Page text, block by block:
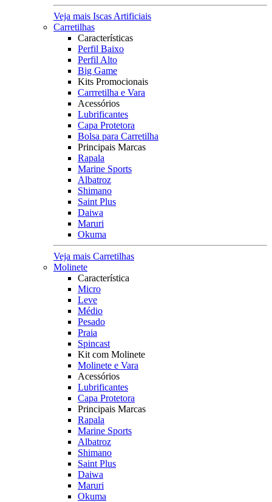
Veja mais Iscas Artificiais
Carretilhas
Características
Perfil Baixo
Perfil Alto
Big Game
Kits Promocionais
Carrretilha e Vara
Acessórios
Lubrificantes
Capa Protetora
Bolsa para Carretilha
Principais Marcas
Rapala
Marine Sports
Albatroz
Shimano
Saint Plus
Daiwa
Maruri
Okuma
Veja mais Carretilhas
Molinete
Característica
Micro
Leve
Médio
Pesado
Praia
Spincast
Kit com Molinete
Molinete e Vara
Acessórios
Lubrificantes
Capa Protetora
Principais Marcas
Rapala
Marine Sports
Albatroz
Shimano
Saint Plus
Daiwa
Maruri
Okuma